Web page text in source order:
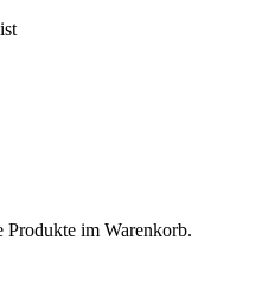
Produkte im Warenkorb.